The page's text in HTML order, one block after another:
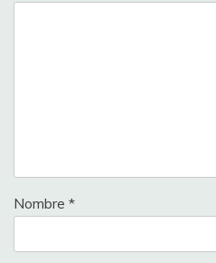
Nombre *